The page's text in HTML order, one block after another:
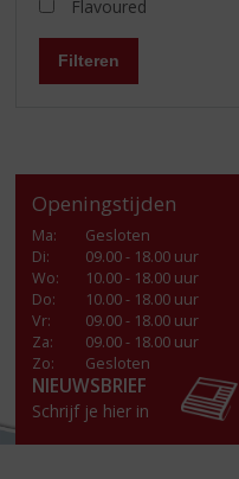
Flavoured
Filteren
Openingstijden
Ma:
Gesloten
Di:
09.00 - 18.00 uur
Wo:
10.00 - 18.00 uur
Do:
10.00 - 18.00 uur
Vr:
09.00 - 18.00 uur
Za:
09.00 - 18.00 uur
Zo:
Gesloten
NIEUWSBRIEF
Schrijf je hier in